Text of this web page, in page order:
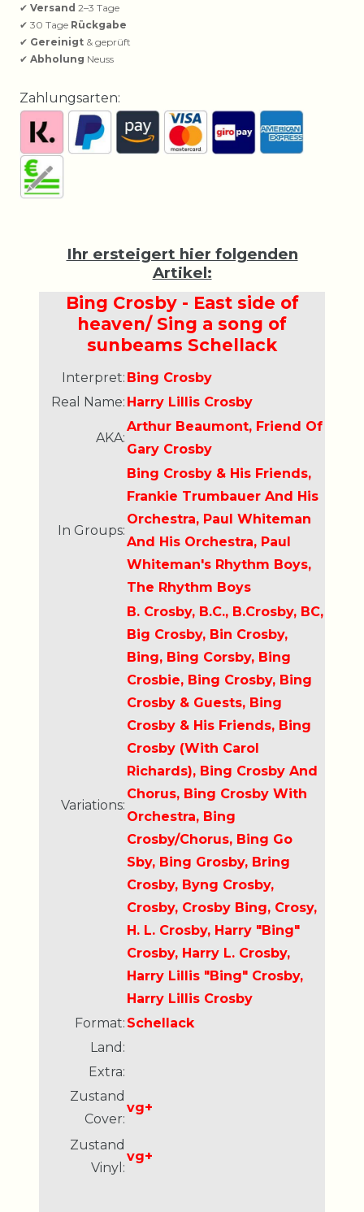
✔ Versand 2–3 Tage
✔ 30 Tage Rückgabe
✔ Gereinigt & geprüft
✔ Abholung Neuss
Zahlungsarten:
Ihr ersteigert hier folgenden
Artikel:
Bing Crosby - East side of
heaven/ Sing a song of
sunbeams Schellack
Interpret: Bing Crosby
Real Name: Harry Lillis Crosby
AKA:
Arthur Beaumont, Friend Of
Gary Crosby
In Groups:
Bing Crosby & His Friends,
Frankie Trumbauer And His
Orchestra, Paul Whiteman
And His Orchestra, Paul
Whiteman's Rhythm Boys,
The Rhythm Boys
Variations:
B. Crosby, B.C., B.Crosby, BC,
Big Crosby, Bin Crosby,
Bing, Bing Corsby, Bing
Crosbie, Bing Crosby, Bing
Crosby & Guests, Bing
Crosby & His Friends, Bing
Crosby (With Carol
Richards), Bing Crosby And
Chorus, Bing Crosby With
Orchestra, Bing
Crosby/Chorus, Bing Go
Sby, Bing Grosby, Bring
Crosby, Byng Crosby,
Crosby, Crosby Bing, Crosy,
H. L. Crosby, Harry "Bing"
Crosby, Harry L. Crosby,
Harry Lillis "Bing" Crosby,
Harry Lillis Crosby
Format: Schellack
Land:
Extra:
Zustand
Cover:
vg+
Zustand
Vinyl:
vg+